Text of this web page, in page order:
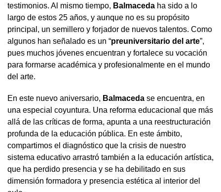
testimonios. Al mismo tiempo, Balmaceda ha sido a lo
largo de estos 25 años, y aunque no es su propósito
principal, un semillero y forjador de nuevos talentos. Como
algunos han señalado es un “preuniversitario del arte”,
pues muchos jóvenes encuentran y fortalece su vocación
para formarse académica y profesionalmente en el mundo
del arte.
En este nuevo aniversario, Balmaceda se encuentra, en
una especial coyuntura. Una reforma educacional que más
allá de las críticas de forma, apunta a una reestructuración
profunda de la educación pública. En este ámbito,
compartimos el diagnóstico que la crisis de nuestro
sistema educativo arrastró también a la educación artística,
que ha perdido presencia y se ha debilitado en sus
dimensión formadora y presencia estética al interior del